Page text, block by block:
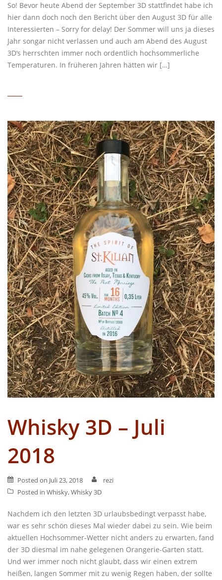
So! Bevor heute Abend der September 3D stattfindet habe ich
hier dann doch noch den Bericht über den August 3D für alle
Interessierten – Sorry for delay! Der Sommer will uns ja dieses
Jahr songar nicht verlassen und auch am Abend des August
3D‘s herrschten immer noch ordentlich hochsommerliche
Temperaturen. In früheren Jahren hätten wir […]
Whisky 3D – Juli
2018
Posted on Juli 23, 2018
rezi
Posted in Whisky,Whisky 3D
Nachdem ich den letzten 3D urlaubsbedingt verpasst habe,
war es sehr schön dieses Mal wieder dabei zu sein. Wie beim
aktuellen Hochsommer-Wetter nicht anders zu erwarten, fand
der 3D diesmal im nahe gelegenen Orangerie-Garten statt.
Und wer immer noch nicht glaubt, dass wir einen extrem
heißen, langen Sommer mit zu wenig Regen haben, der sollte